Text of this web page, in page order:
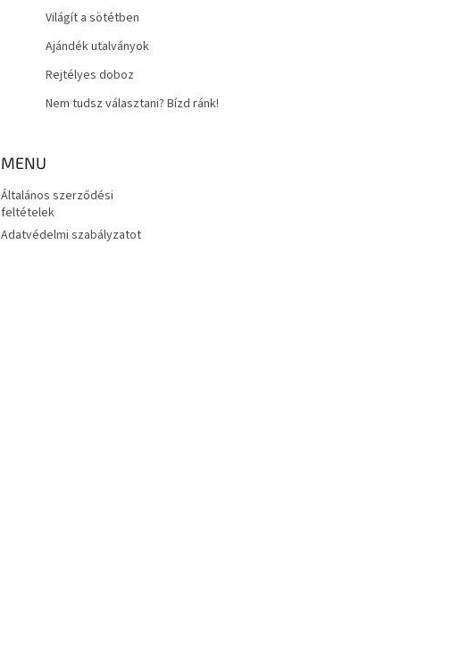
Világít a sötétben
Ajándék utalványok
Rejtélyes doboz
Nem tudsz választani? Bízd ránk!
MENU
Általános szerződési
feltételek
Adatvédelmi szabályzatot